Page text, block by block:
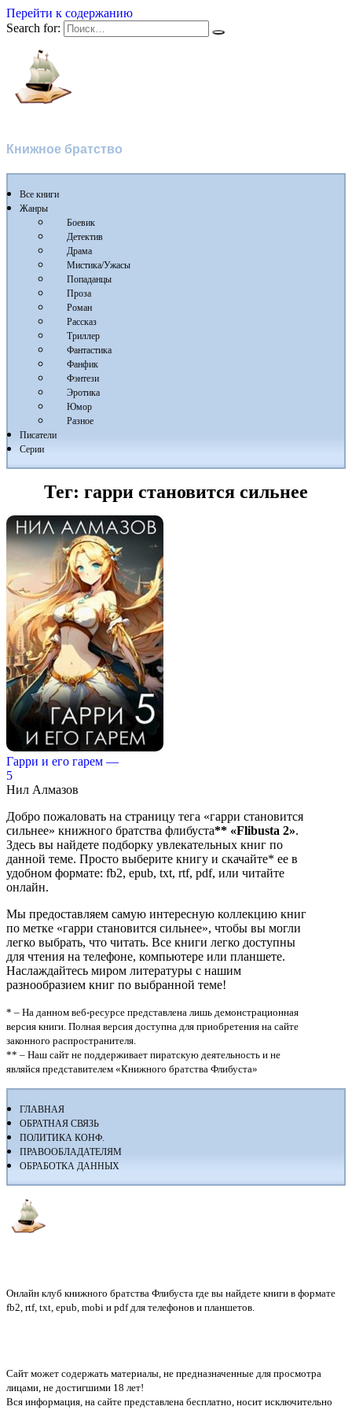
Перейти к содержанию
Search for:
Книжное братство
Все книги
Жанры
Боевик
Детектив
Драма
Мистика/Ужасы
Попаданцы
Проза
Роман
Рассказ
Триллер
Фантастика
Фанфик
Фэнтези
Эротика
Юмор
Разное
Писатели
Серии
Тег: гарри становится сильнее
Гарри и его гарем —
5
Нил Алмазов
Добро пожаловать на страницу тега «гарри становится
сильнее» книжного братства флибуста** «Flibusta 2».
Здесь вы найдете подборку увлекательных книг по
данной теме. Просто выберите книгу и скачайте* ее в
удобном формате: fb2, epub, txt, rtf, pdf, или читайте
онлайн.
Мы предоставляем самую интересную коллекцию книг
по метке «гарри становится сильнее», чтобы вы могли
легко выбрать, что читать. Все книги легко доступны
для чтения на телефоне, компьютере или планшете.
Наслаждайтесь миром литературы с нашим
разнообразием книг по выбранной теме!
* – На данном веб-ресурсе представлена лишь демонстрационная
версия книги. Полная версия доступна для приобретения на сайте
законного распространителя.
** – Наш сайт не поддерживает пиратскую деятельность и не
являйся представителем «Книжного братства Флибуста»
ГЛАВНАЯ
ОБРАТНАЯ СВЯЗЬ
ПОЛИТИКА КОНФ.
ПРАВООБЛАДАТЕЛЯМ
ОБРАБОТКА ДАННЫХ
Онлайн клуб книжного братства Флибуста где вы найдете книги в формате
fb2, rtf, txt, epub, mobi и pdf для телефонов и планшетов.
Сайт может содержать материалы, не предназначенные для просмотра
лицами, не достигшими 18 лет!
Вся информация, на сайте представлена бесплатно, носит исключительно